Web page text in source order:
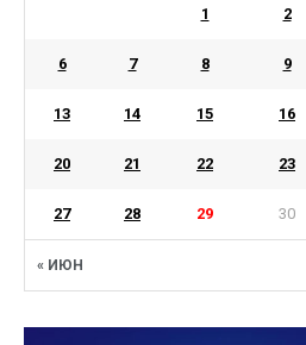
« ИЮН
1 2
6 7 8 9
13 14 15 16
20 21 22 23
27 28 29 30